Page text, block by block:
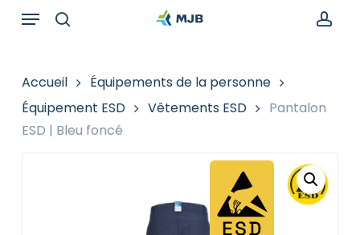
Recherche
Menu
Accueil
Équipements de la personne
Équipement ESD
Vêtements ESD
Pantalon
ESD | Bleu foncé